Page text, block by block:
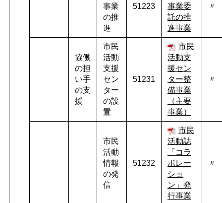
事業
の推
進
51223
事業委
託の推
進事業
〃
協働
の担
い手
の支
援
市民
活動
支援
セン
ター
の設
置
51231
市民
活動支
援セン
ター整
備事業
（主要
事業）
〃
市民
活動
情報
の発
信
51232
市民
活動誌
「コラ
ボレー
ショ
ン」発
行事業
〃